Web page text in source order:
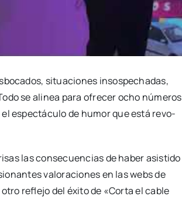
situa­cio­nes insos­pe­cha­das,
se ali­nea para ofre­cer ocho núme­ros
espec­tácu­lo de humor que está revo­
las con­se­cuen­cias de haber asis­ti­do
valo­ra­cio­nes en las webs de
refle­jo del éxi­to de «Cor­ta el cable